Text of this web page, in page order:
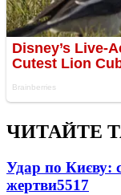
ЧИТАЙТЕ
Удар по Києву:
жертви5517